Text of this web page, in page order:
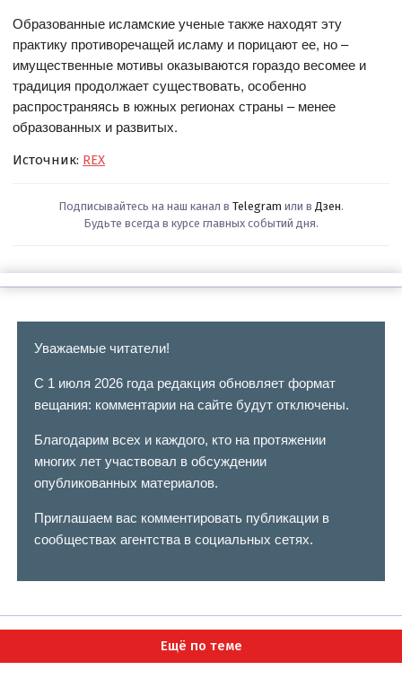
Образованные исламские ученые также находят эту
практику противоречащей исламу и порицают ее, но –
имущественные мотивы оказываются гораздо весомее и
традиция продолжает существовать, особенно
распространяясь в южных регионах страны – менее
образованных и развитых.
Источник: REX
Подписывайтесь на наш канал в Telegram или в Дзен.
Будьте всегда в курсе главных событий дня.
Уважаемые читатели!
С 1 июля 2026 года редакция обновляет формат
вещания: комментарии на сайте будут отключены.
Благодарим всех и каждого, кто на протяжении
многих лет участвовал в обсуждении
опубликованных материалов.
Приглашаем вас комментировать публикации в
сообществах агентства в социальных сетях.
Ещё по теме